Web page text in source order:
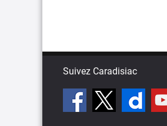
Suivez Caradisiac